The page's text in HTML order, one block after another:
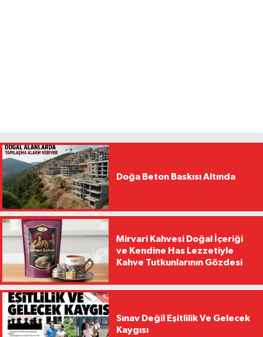
Doğa Beton Baskısı Altında
Mirvari Kahvesi Doğal İçeriği
ve Kendine Has Lezzetiyle
Kahve Tutkunlarının Gözdesi
Sınav Değil Eşitlilik Ve Gelecek
Kaygısı